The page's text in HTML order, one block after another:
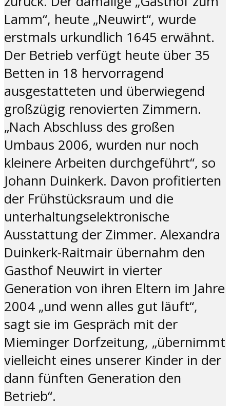
Lamm“, heute „Neuwirt“, wurde
erstmals urkundlich 1645 erwähnt.
Der Betrieb verfügt heute über 35
Betten in 18 hervorragend
ausgestatteten und überwiegend
großzügig renovierten Zimmern.
„Nach Abschluss des großen
Umbaus 2006, wurden nur noch
kleinere Arbeiten durchgeführt“, so
Johann Duinkerk. Davon profitierten
der Frühstücksraum und die
unterhaltungselektronische
Ausstattung der Zimmer. Alexandra
Duinkerk-Raitmair übernahm den
Gasthof Neuwirt in vierter
Generation von ihren Eltern im Jahre
2004 „und wenn alles gut läuft“,
sagt sie im Gespräch mit der
Mieminger Dorfzeitung, „übernimmt
vielleicht eines unserer Kinder in der
dann fünften Generation den
Betrieb“.